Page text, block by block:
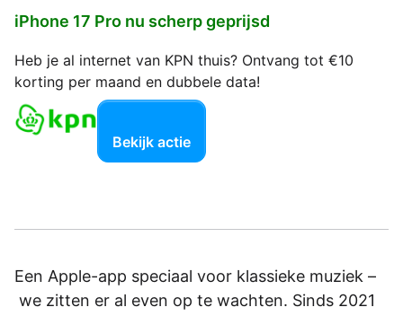
iPhone 17 Pro nu scherp geprijsd
Heb je al internet van KPN thuis? Ontvang tot €10
korting per maand en dubbele data!
Bekijk actie
Een Apple-app speciaal voor klassieke muziek –
we zitten er al even op te wachten. Sinds 2021